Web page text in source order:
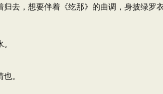
去，想要伴着《纥那》的曲调，身披绿罗
。